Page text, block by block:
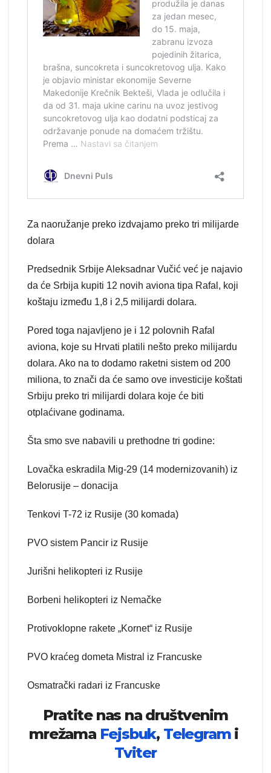
Za naoružanje preko izdvajamo preko tri milijarde
dolara
Predsednik Srbije Aleksadnar Vučić već je najavio
da će Srbija kupiti 12 novih aviona tipa Rafal, koji
koštaju između 1,8 i 2,5 milijardi dolara.
Pored toga najavljeno je i 12 polovnih Rafal
aviona, koje su Hrvati platili nešto preko milijardu
dolara. Ako na to dodamo raketni sistem od 200
miliona, to znači da će samo ove investicije koštati
Srbiju preko tri milijardi dolara koje će biti
otplaćivane godinama.
Šta smo sve nabavili u prethodne tri godine:
Lovačka eskradila Mig-29 (14 modernizovanih) iz
Belorusije – donacija
Tenkovi T-72 iz Rusije (30 komada)
PVO sistem Pancir iz Rusije
Jurišni helikopteri iz Rusije
Borbeni helikopteri iz Nemačke
Protivoklopne rakete „Kornet“ iz Rusije
PVO kraćeg dometa Mistral iz Francuske
Osmatrački radari iz Francuske
Pratite nas na društvenim
mrežama Fejsbuk, Telegrami
Tviter